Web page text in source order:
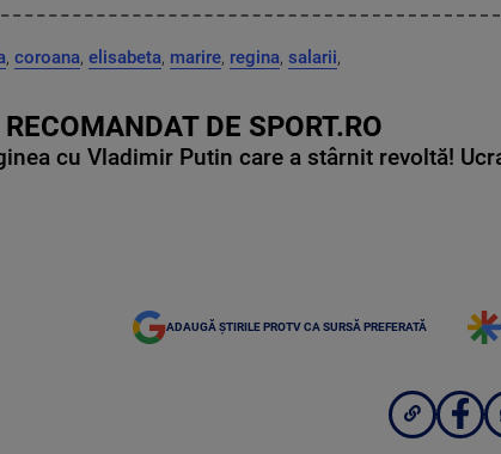
, coroana, elisabeta, marire, regina, salarii,
DE SPORT.RO
cu Vladimir Putin care a stârnit revoltă!
ADAUGĂ ȘTIRILE PROTV CA SURSĂ PREFERATĂ